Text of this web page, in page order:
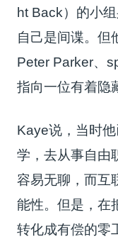
ht Back）的小
自己是间谍。但
Peter Parker、
指向一位有着隐
Kaye说，当时
学，去从事自由
容易无聊，而互
能性。但是，在
转化成有偿的零